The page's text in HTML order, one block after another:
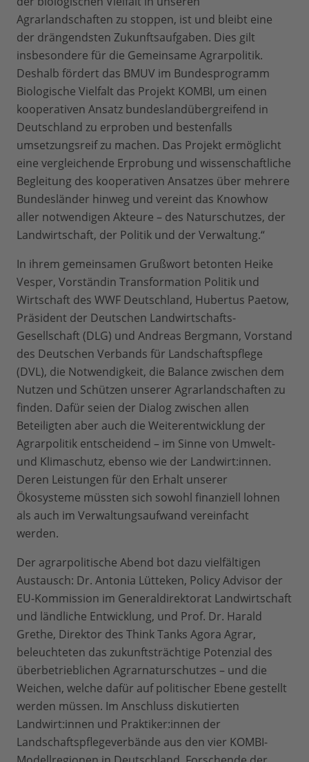
Agrarlandschaften zu stoppen, ist und bleibt eine
der drängendsten Zukunftsaufgaben. Dies gilt
insbesondere für die Gemeinsame Agrarpolitik.
Deshalb fördert das BMUV im Bundesprogramm
Biologische Vielfalt das Projekt KOMBI, um einen
kooperativen Ansatz bundeslandübergreifend in
Deutschland zu erproben und bestenfalls
umsetzungsreif zu machen. Das Projekt ermöglicht
eine vergleichende Erprobung und wissenschaftliche
Begleitung des kooperativen Ansatzes über mehrere
Bundesländer hinweg und vereint das Knowhow
aller notwendigen Akteure – des Naturschutzes, der
Landwirtschaft, der Politik und der Verwaltung.“
In ihrem gemeinsamen Grußwort betonten Heike
Vesper, Vorständin Transformation Politik und
Wirtschaft des WWF Deutschland, Hubertus Paetow,
Präsident der Deutschen Landwirtschafts-
Gesellschaft (DLG) und Andreas Bergmann, Vorstand
des Deutschen Verbands für Landschaftspflege
(DVL), die Notwendigkeit, die Balance zwischen dem
Nutzen und Schützen unserer Agrarlandschaften zu
finden. Dafür seien der Dialog zwischen allen
Beteiligten aber auch die Weiterentwicklung der
Agrarpolitik entscheidend – im Sinne von Umwelt-
und Klimaschutz, ebenso wie der Landwirt:innen.
Deren Leistungen für den Erhalt unserer
Ökosysteme müssten sich sowohl finanziell lohnen
als auch im Verwaltungsaufwand vereinfacht
werden.
Der agrarpolitische Abend bot dazu vielfältigen
Austausch: Dr. Antonia Lütteken, Policy Advisor der
EU-Kommission im Generaldirektorat Landwirtschaft
und ländliche Entwicklung, und Prof. Dr. Harald
Grethe, Direktor des Think Tanks Agora Agrar,
beleuchteten das zukunftsträchtige Potenzial des
überbetrieblichen Agrarnaturschutzes – und die
Weichen, welche dafür auf politischer Ebene gestellt
werden müssen. Im Anschluss diskutierten
Landwirt:innen und Praktiker:innen der
Landschaftspflegeverbände aus den vier KOMBI-